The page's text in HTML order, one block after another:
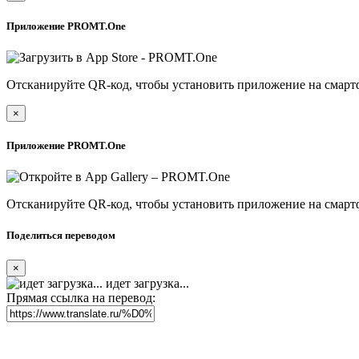
Приложение PROMT.One
Отсканируйте QR-код, чтобы установить приложение на
×
Приложение PROMT.One
Отсканируйте QR-код, чтобы установить приложение на
Поделиться переводом
×
идет загрузка...
Прямая ссылка на перевод: